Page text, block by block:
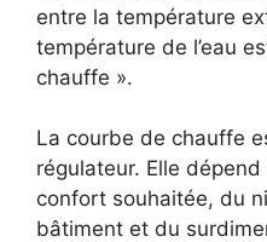
entre la température
température de l’eau
chauffe ».
La courbe de chauffe
régulateur. Elle
confort souhaitée, du
bâtiment et du